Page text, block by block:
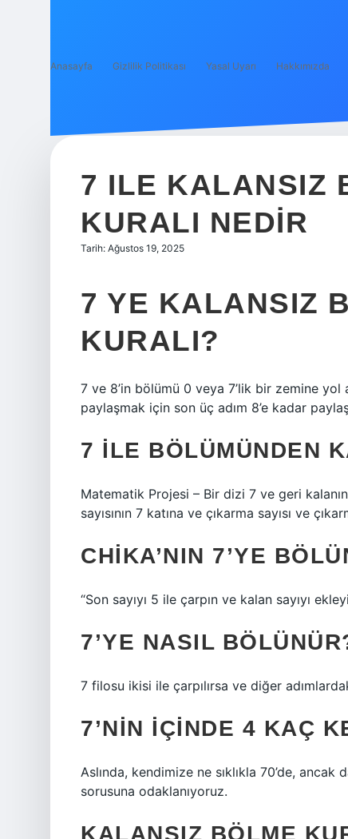
Anasayfa Gizlilik Politikası Yasal Uyarı Hakkımızda
7 ILE KALANSIZ
KURALI NEDIR
Tarih: Ağustos 19, 2025
7 YE KALANSIZ
KURALI?
7 ve 8’in bölümü 0 veya 7’lik bir zemine yol
paylaşmak için son üç adım 8’e kadar
7 ILE BÖLÜMÜNDEN
Matematik Projesi – Bir dizi 7 ve geri
sayısının 7 katına ve çıkarma sayısı ve
CHIKA’NIN 7’YE
“Son sayıyı 5 ile çarpın ve kalan sayıyı
7’YE NASIL
7 filosu ikisi ile çarpılırsa ve diğer
7’NIN IÇINDE 4 KAÇ
Aslında, kendimize ne sıklıkla 70’de,
sorusuna odaklanıyoruz.
KALANSIZ BÖLME